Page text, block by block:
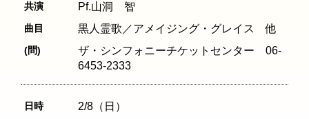
共演 Pf.山洞 智
曲目 黒人霊歌／アメイジング・グレイス 他
(問)
ザ・シンフォニーチケットセンター 06-
6453-2333
日時 2/8（日）